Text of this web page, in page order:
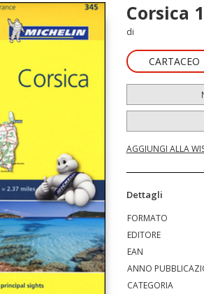
Corsica
di
CARTACEO
AGGIUNGI ALLA
Dettagli
FORMATO
EDITORE
EAN
ANNO
CATEGORIA